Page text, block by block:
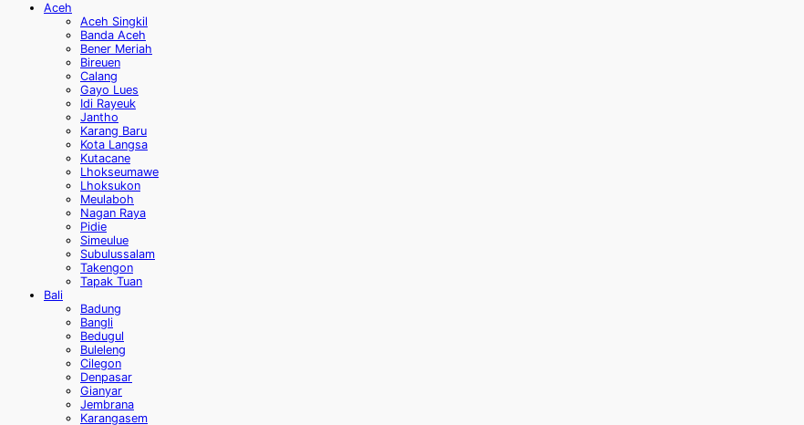
Aceh
Aceh Singkil
Banda Aceh
Bener Meriah
Bireuen
Calang
Gayo Lues
Idi Rayeuk
Jantho
Karang Baru
Kota Langsa
Kutacane
Lhokseumawe
Lhoksukon
Meulaboh
Nagan Raya
Pidie
Simeulue
Subulussalam
Takengon
Tapak Tuan
Bali
Badung
Bangli
Bedugul
Buleleng
Cilegon
Denpasar
Gianyar
Jembrana
Karangasem